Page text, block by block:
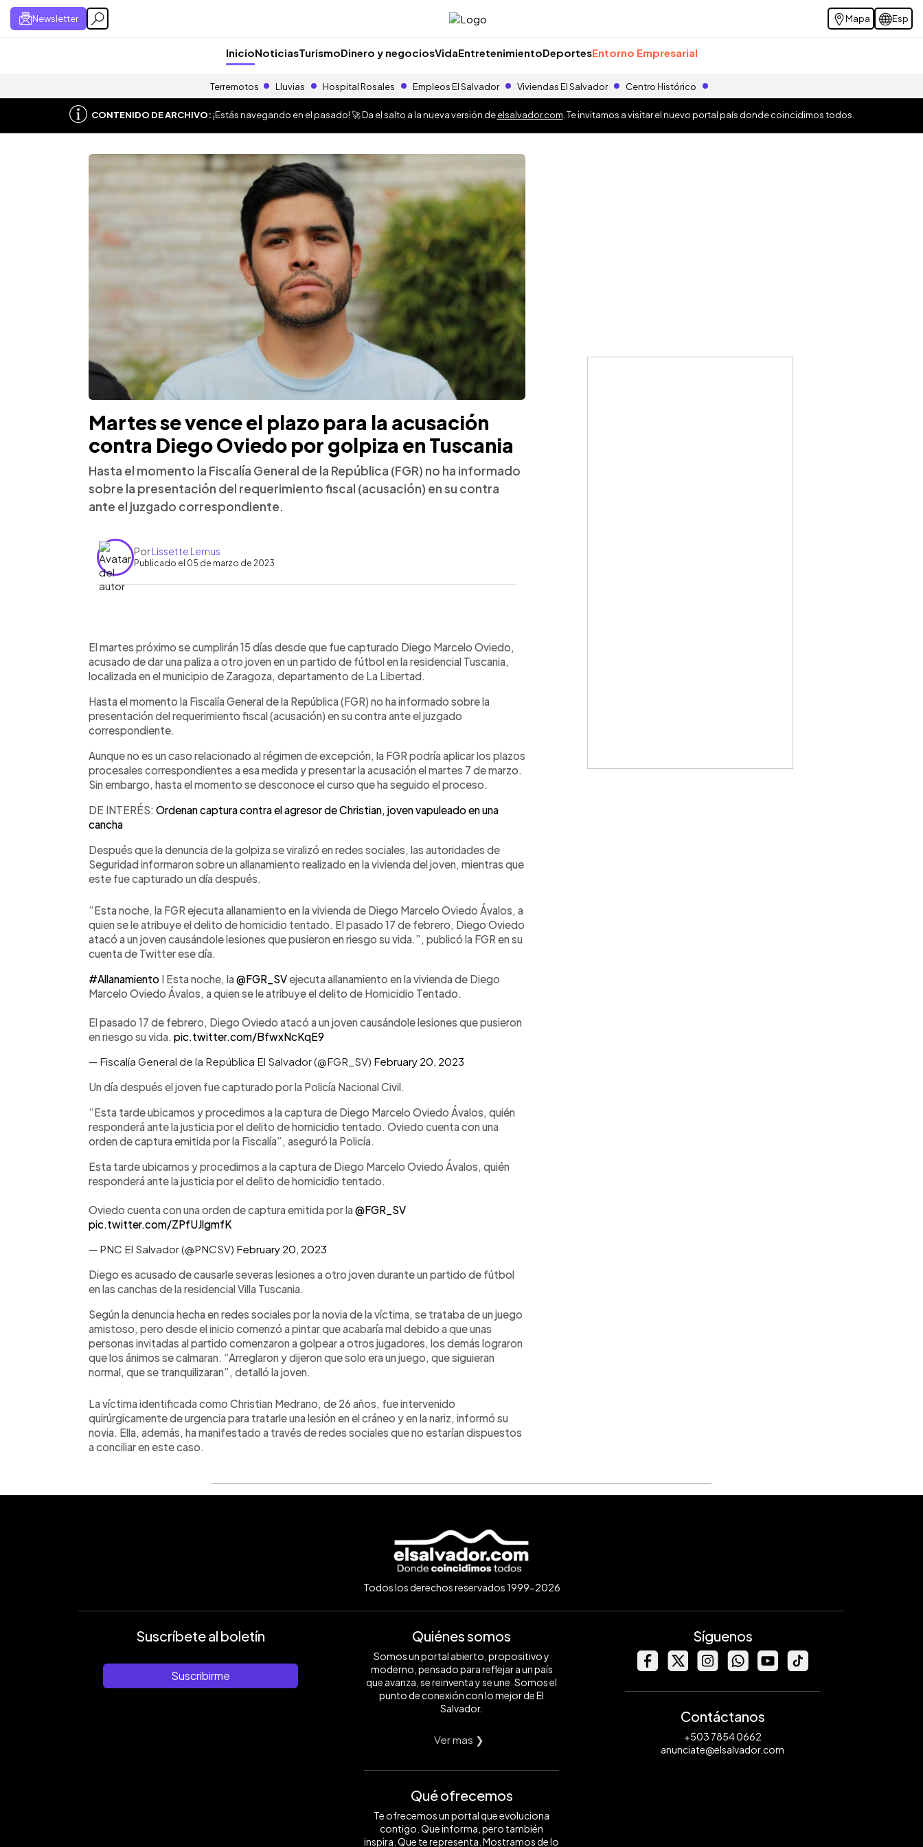
Newsletter Mapa Esp
InicioNoticiasTurismoDinero y negociosVidaEntretenimientoDeportesEntorno Empresarial
Terremotos Lluvias Hospital Rosales Empleos El Salvador Viviendas El Salvador Centro Histórico
CONTENIDO DE ARCHIVO:¡Estás navegando en el pasado! 🚀 Da el salto a la nueva versión deelsalvador.com . Te invitamos a visitar el nuevo portal país donde coincidimos todos.
Martes se vence el plazo para la acusación
contra Diego Oviedo por golpiza en Tuscania
Hasta el momento la Fiscalía General de la República (FGR) no ha informado
sobre la presentación del requerimiento fiscal (acusación) en su contra
ante el juzgado correspondiente.
PorLissette Lemus
Publicado el 05 de marzo de 2023
Escuchar artículo
El martes próximo se cumplirán 15 días desde que fue capturado Diego Marcelo Oviedo,
acusado de dar una paliza a otro joven en un partido de fútbol en la residencial Tuscania,
localizada en el municipio de Zaragoza, departamento de La Libertad.
Hasta el momento la Fiscalía General de la República (FGR) no ha informado sobre la
presentación del requerimiento fiscal (acusación) en su contra ante el juzgado
correspondiente.
Aunque no es un caso relacionado al régimen de excepción, la FGR podría aplicar los plazos
procesales correspondientes a esa medida y presentar la acusación el martes 7 de marzo.
Sin embargo, hasta el momento se desconoce el curso que ha seguido el proceso.
DE INTERÉS: Ordenan captura contra el agresor de Christian, joven vapuleado en una
cancha
Después que la denuncia de la golpiza se viralizó en redes sociales, las autoridades de
Seguridad informaron sobre un allanamiento realizado en la vivienda del joven, mientras que
este fue capturado un día después.
“Esta noche, la FGR ejecuta allanamiento en la vivienda de Diego Marcelo Oviedo Ávalos, a
quien se le atribuye el delito de homicidio tentado. El pasado 17 de febrero, Diego Oviedo
atacó a un joven causándole lesiones que pusieron en riesgo su vida.”, publicó la FGR en su
cuenta de Twitter ese día.
#Allanamiento I Esta noche, la@FGR_SVejecuta allanamiento en la vivienda de Diego
Marcelo Oviedo Ávalos, a quien se le atribuye el delito de Homicidio Tentado.
El pasado 17 de febrero, Diego Oviedo atacó a un joven causándole lesiones que pusieron
en riesgo su vida. pic.twitter.com/BfwxNcKqE9
— Fiscalía General de la República El Salvador (@FGR_SV) February 20, 2023
Un día después el joven fue capturado por la Policía Nacional Civil.
“Esta tarde ubicamos y procedimos a la captura de Diego Marcelo Oviedo Ávalos, quién
responderá ante la justicia por el delito de homicidio tentado. Oviedo cuenta con una
orden de captura emitida por la Fiscalía”, aseguró la Policía.
Esta tarde ubicamos y procedimos a la captura de Diego Marcelo Oviedo Ávalos, quién
responderá ante la justicia por el delito de homicidio tentado.
Oviedo cuenta con una orden de captura emitida por la@FGR_SV
pic.twitter.com/ZPfUJlgmfK
— PNC El Salvador (@PNCSV) February 20, 2023
Diego es acusado de causarle severas lesiones a otro joven durante un partido de fútbol
en las canchas de la residencial Villa Tuscania.
Según la denuncia hecha en redes sociales por la novia de la víctima, se trataba de un juego
amistoso, pero desde el inicio comenzó a pintar que acabaría mal debido a que unas
personas invitadas al partido comenzaron a golpear a otros jugadores, los demás lograron
que los ánimos se calmaran. “Arreglaron y dijeron que solo era un juego, que siguieran
normal, que se tranquilizaran”, detalló la joven.
La víctima identificada como Christian Medrano, de 26 años, fue intervenido
quirúrgicamente de urgencia para tratarle una lesión en el cráneo y en la nariz, informó su
novia. Ella, además, ha manifestado a través de redes sociales que no estarían dispuestos
a conciliar en este caso.
Todos los derechos reservados 1999-2026
Suscríbete al boletín
Suscribirme
Quiénes somos
Somos un portal abierto, propositivo y
moderno, pensado para reflejar a un país
que avanza, se reinventa y se une. Somos el
punto de conexión con lo mejor de El
Salvador.
Ver mas ❯
Qué ofrecemos
Te ofrecemos un portal que evoluciona
contigo. Que informa, pero también
inspira. Que te representa. Mostramos de lo
Síguenos
Contáctanos
+503 7854 0662
anunciate@elsalvador.com